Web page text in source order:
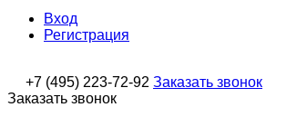
Вход
Регистрация
+7 (495) 223-72-92 Заказать звонок
Заказать звонок